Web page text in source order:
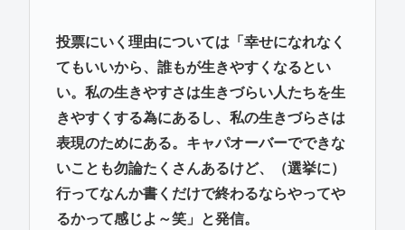
投票にいく理由については「幸せになれなく
てもいいから、誰もが生きやすくなるとい
い。私の生きやすさは生きづらい人たちを生
きやすくする為にあるし、私の生きづらさは
表現のためにある。キャパオーバーでできな
いことも勿論たくさんあるけど、（選挙に）
行ってなんか書くだけで終わるならやってや
るかって感じよ～笑」と発信。